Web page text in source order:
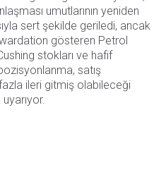
umutlarının yeniden
sert şekilde geriledi, ancak
gösteren Petrol
stokları ve hafif
satış
fazla ileri gitmiş olabileceği